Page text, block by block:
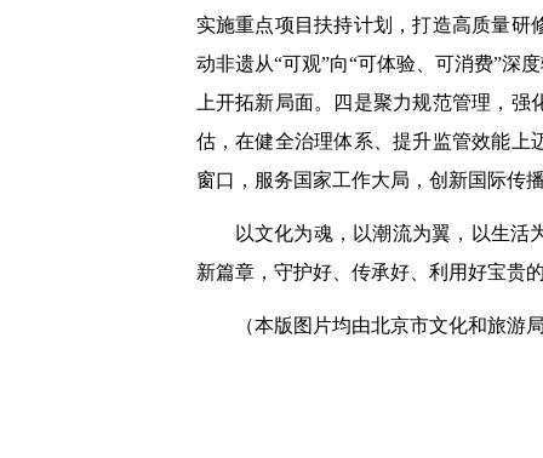
实施重点项目扶持计划，打造高质量
动非遗从“可观”向“可体验、可消费”深
上开拓新局面。四是聚力规范管理，
估，在健全治理体系、提升监管效能上
窗口，服务国家工作大局，创新国际传
以文化为魂，以潮流为翼，以生
新篇章，守护好、传承好、利用好宝贵
（本版图片均由北京市文化和旅游